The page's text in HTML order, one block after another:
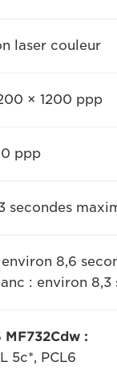
laser couleur
× 1200 ppp
ppp
secondes
8,6
: environ 8,3
MF732Cdw :
5c*, PCL6